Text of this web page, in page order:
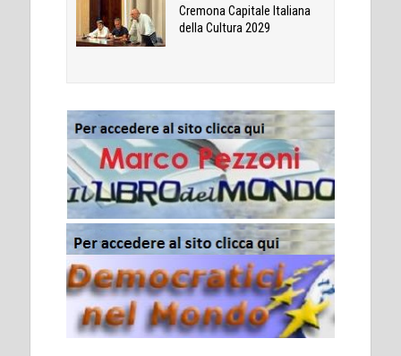
Cremona Capitale Italiana
della Cultura 2029